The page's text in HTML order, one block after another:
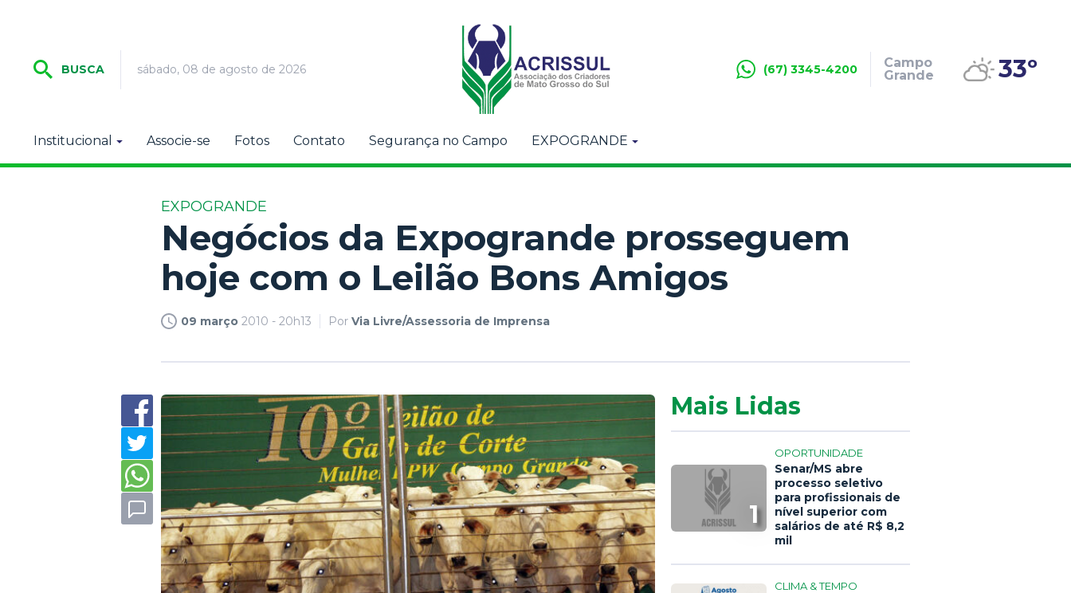
BUSCA sábado, 08 de agosto de 2026 (67) 3345-4200
Campo
Grande
33º
Institucional Associe-se Fotos Contato Segurança no Campo EXPOGRANDE
EXPOGRANDE
Negócios da Expogrande prosseguem
hoje com o Leilão Bons Amigos
09 março 2010 - 20h13 Por Via Livre/Assessoria de Imprensa
Mais Lidas
1
OPORTUNIDADE
Senar/MS abre
processo seletivo
para profissionais de
nível superior com
salários de até R$ 8,2
mil
CLIMA & TEMPO